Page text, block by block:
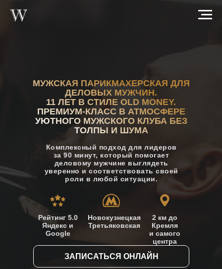
ЗАПИСАТЬСЯ ОНЛАЙН
Комплексный подход для лидеров
за 90 минут, который помогает
деловому мужчине выглядеть
уверенно и соответствовать своей
роли в любой ситуации.
МУЖСКАЯ ПАРИКМАХЕРСКАЯ ДЛЯ
ДЕЛОВЫХ МУЖЧИН.
11 ЛЕТ В СТИЛЕ OLD MONEY.
ПРЕМИУМ-КЛАСС В АТМОСФЕРЕ
УЮТНОГО МУЖСКОГО КЛУБА БЕЗ
ТОЛПЫ И ШУМА
Новокузнецкая
Третьяковская
2 км до
Кремля
и самого
центра
Рейтинг 5.0
Яндекс и
Google